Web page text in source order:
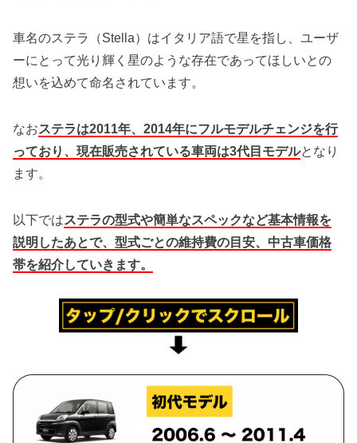
車名のステラ（Stella）はイタリア語で星を指し、ユーザ
ーにとって光り輝く星のような存在であってほしいとの
想いを込めて命名されています。
なおステラは2011年、2014年にフルモデルチェンジを行
っており、現在販売されている車両は3代目モデルとなり
ます。
以下ではステラの型式や簡単なスペックなど基本情報を
説明したあとで、型式ごとの維持費の目安、中古車価格
帯を紹介していきます。